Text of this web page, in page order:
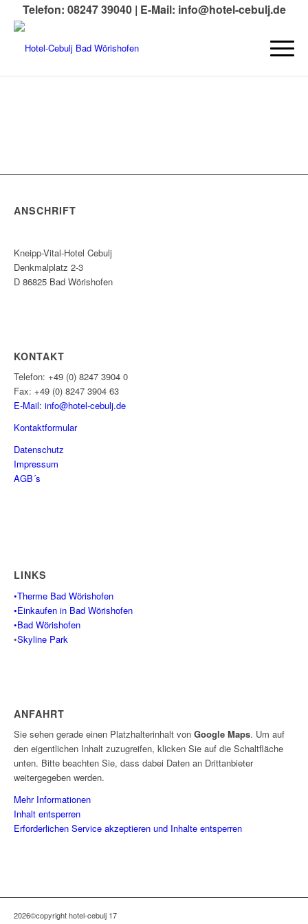
Telefon: 08247 39040 | E-Mail: info@hotel-cebulj.de
ANSCHRIFT
Kneipp-Vital-Hotel Cebulj
Denkmalplatz 2-3
D 86825 Bad Wörishofen
KONTAKT
Telefon: +49 (0) 8247 3904 0
Fax: +49 (0) 8247 3904 63
E-Mail: info@hotel-cebulj.de
Kontaktformular
Datenschutz
Impressum
AGB´s
LINKS
•Therme Bad Wörishofen
•Einkaufen in Bad Wörishofen
•Bad Wörishofen
•Skyline Park
ANFAHRT
Sie sehen gerade einen Platzhalterinhalt von Google Maps. Um auf
den eigentlichen Inhalt zuzugreifen, klicken Sie auf die Schaltfläche
unten. Bitte beachten Sie, dass dabei Daten an Drittanbieter
weitergegeben werden.
Mehr Informationen
Inhalt entsperren
Erforderlichen Service akzeptieren und Inhalte entsperren
2026©copyright hotel-cebulj 17